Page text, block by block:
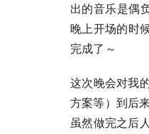
出的音乐是偶
晚上开场的时
完成了～
这次晚会对我
方案等）到后
虽然做完之后